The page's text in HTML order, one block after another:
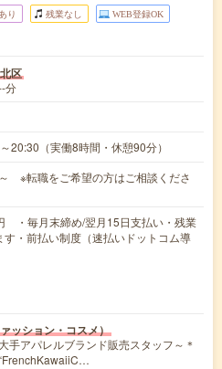
り 残業なし WEB登録OK
区
分
20:30（実働8時間・休憩90分）
※転職をご希望の方はご相談くださ
・毎月末締め/翌月15日支払い・残業
・前払い制度（速払いドットコム導
ッション・コスメ）
手アパレルブランド販売スタッフ～＊